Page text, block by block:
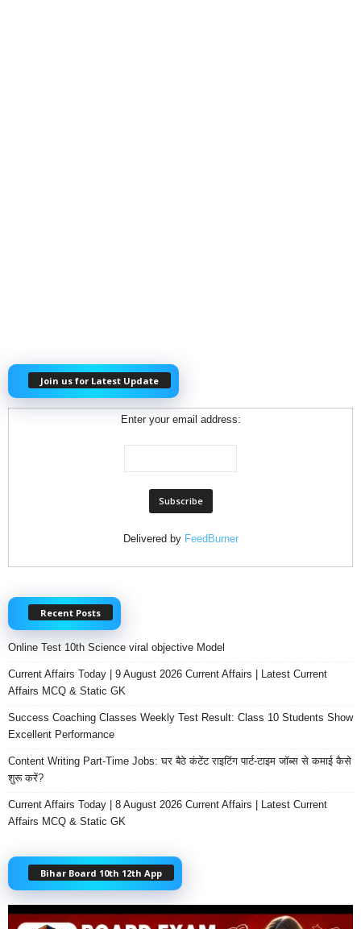
Join us for Latest Update
Enter your email address:
Delivered by FeedBurner
Recent Posts
Online Test 10th Science viral objective Model
Current Affairs Today | 9 August 2026 Current Affairs | Latest Current
Affairs MCQ & Static GK
Success Coaching Classes Weekly Test Result: Class 10 Students Show
Excellent Performance
Content Writing Part-Time Jobs: घर बैठे कंटेंट राइटिंग पार्ट-टाइम जॉब्स से कमाई कैसे
शुरू करें?
Current Affairs Today | 8 August 2026 Current Affairs | Latest Current
Affairs MCQ & Static GK
Bihar Board 10th 12th App